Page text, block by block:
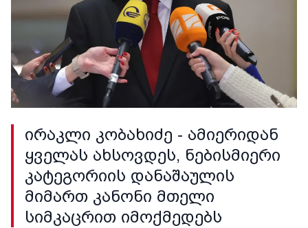
ირაკლი კობახიძე - ამიერიდან
ყველას ახსოვდეს, ნებისმიერი
კატეგორიის დანაშაულის
მიმართ კანონი მთელი
სიმკაცრით იმოქმედებს